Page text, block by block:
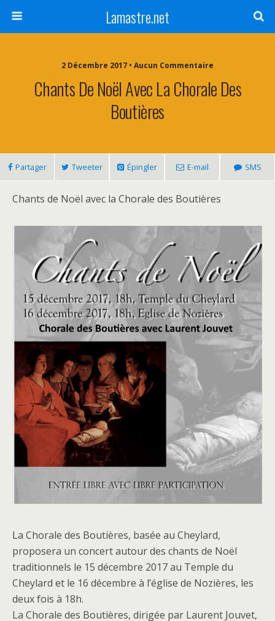
Lamastre.net
2 Décembre 2017 • Aucun Commentaire
Chants De Noël Avec La Chorale Des
Boutières
Partager Tweeter Épingler E-mail SMS
Chants de Noël avec la Chorale des Boutières
La Chorale des Boutières, basée au Cheylard,
proposera un concert autour des chants de Noël
traditionnels le 15 décembre 2017 au Temple du
Cheylard et le 16 décembre à l’église de Nozières, les
deux fois à 18h.
La Chorale des Boutières, dirigée par Laurent Jouvet,